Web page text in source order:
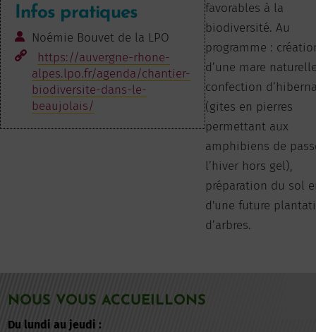
Infos pratiques
Noémie Bouvet de la LPO
https://auvergne-rhone-
alpes.lpo.fr/agenda/chantier-
biodiversite-dans-le-
beaujolais/
favorables à la
biodiversité. Au
programme :
d’une mare
confection
(gites en pierres
permettant aux
amphibiens de
l’hiver hors gel),
préparation du sol
d'une future
d’arbres.
NOUS VOUS ACCUEILLONS
Du lundi au jeudi :